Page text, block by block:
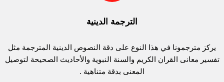
الترجمة الدينية
يركز مترجمونا في هذا النوع على دقة النصوص الدينية المترجمة مثل
تفسير معانى القران الكريم والسنة النبوية والأحاديث الصحيحة لتوصيل
المعنى بدقة متناهية .